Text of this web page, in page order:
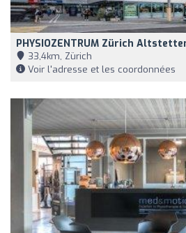
PHYSIOZENTRUM Zürich
33,4km, Zürich
Voir l'adresse et les coordonnées